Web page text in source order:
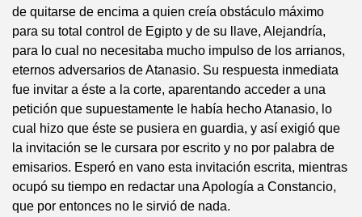
de quitarse de encima a quien creía obstáculo máximo
para su total control de Egipto y de su llave, Alejandría,
para lo cual no necesitaba mucho impulso de los arrianos,
eternos adversarios de Atanasio. Su respuesta inmediata
fue invitar a éste a la corte, aparentando acceder a una
petición que supuestamente le había hecho Atanasio, lo
cual hizo que éste se pusiera en guardia, y así exigió que
la invitación se le cursara por escrito y no por palabra de
emisarios. Esperó en vano esta invitación escrita, mientras
ocupó su tiempo en redactar una Apología a Constancio,
que por entonces no le sirvió de nada.